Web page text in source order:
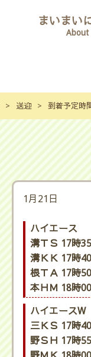
まいまい
About
> 送迎 > 到着予定時
1月21日
ハイエース
溝ＴＳ 17時
溝ＫＫ 17時
根ＴＡ 17時
本ＨＭ 18時
ハイエースW
三ＫＳ 17時
野ＳＨ 17時